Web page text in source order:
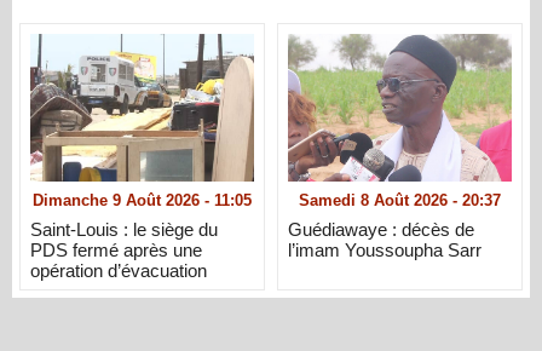
Dimanche 9 Août 2026 - 11:05
Saint-Louis : le siège du
PDS fermé après une
opération d’évacuation
Samedi 8 Août 2026 - 20:37
Guédiawaye : décès de
l’imam Youssoupha Sarr